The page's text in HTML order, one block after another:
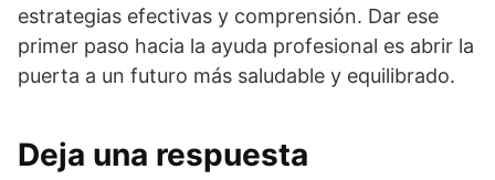
estrategias efectivas y comprensión. Dar ese
primer paso hacia la ayuda profesional es abrir la
puerta a un futuro más saludable y equilibrado.
Deja una respuesta